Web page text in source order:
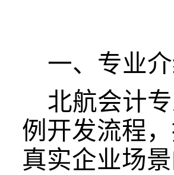
一、 专业
北航会计
例开发流程
真实企业场